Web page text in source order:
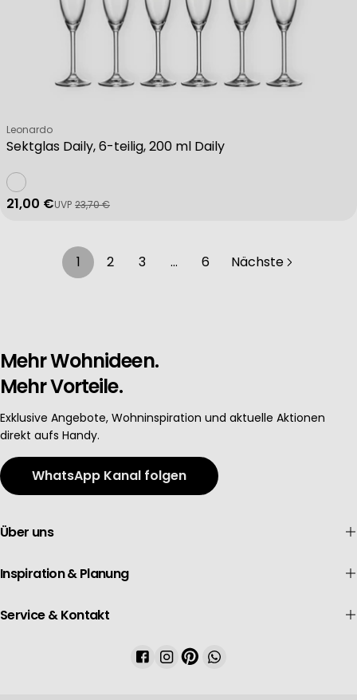
Sektglas Daily, 6-teilig, 200 ml Daily
Verkäufer:
Leonardo
Verkaufspreis
21,00 €
Regulärer Preis
UVP 23,70 €
1 2 3 … 6 Nächste
Mehr Wohnideen.
Mehr Vorteile.
Exklusive Angebote, Wohninspiration und aktuelle Aktionen
direkt aufs Handy.
WhatsApp Kanal folgen
Über uns
Inspiration & Planung
Service & Kontakt
Facebook
Instagram
PinterestWhatsApp